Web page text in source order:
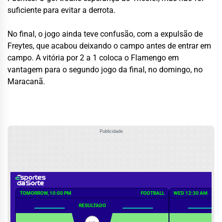
suficiente para evitar a derrota.
No final, o jogo ainda teve confusão, com a expulsão de
Freytes, que acabou deixando o campo antes de entrar em
campo. A vitória por 2 a 1 coloca o Flamengo em
vantagem para o segundo jogo da final, no domingo, no
Maracanã.
Publicidade